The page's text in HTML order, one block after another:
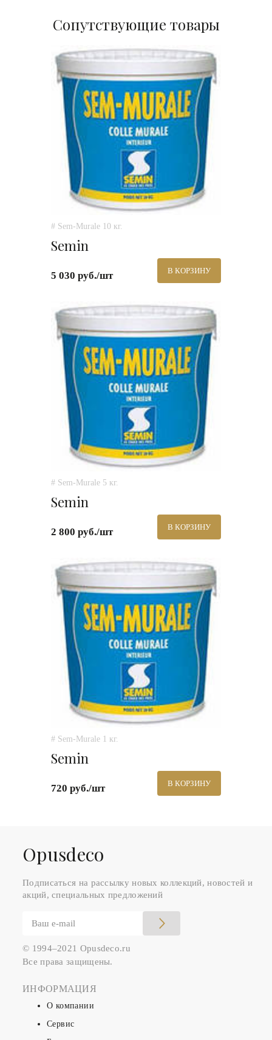
Сопутствующие товары
# Sem-Murale 10 кг.
Semin
5 030 руб./шт В КОРЗИНУ
# Sem-Murale 5 кг.
Semin
2 800 руб./шт В КОРЗИНУ
# Sem-Murale 1 кг.
Semin
720 руб./шт В КОРЗИНУ
Оpusdeco
Подписаться на рассылку новых коллекций, новостей и
акций, специальных предложений
© 1994–2021 Opusdeco.ru
Все права защищены.
ИНФОРМАЦИЯ
О компании
Сервис